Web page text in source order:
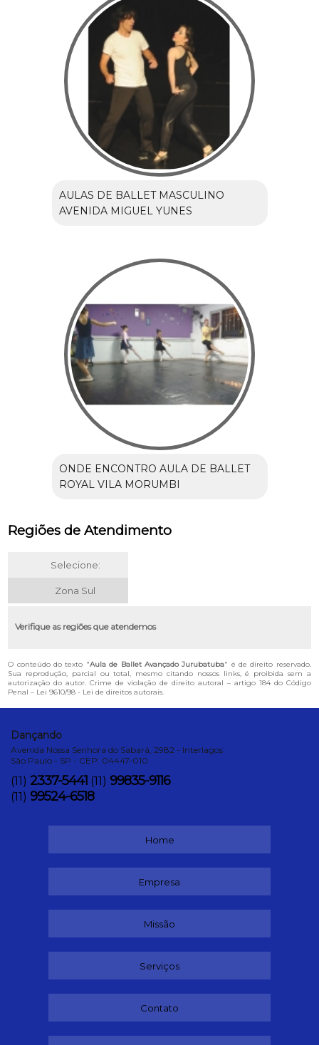
AULAS DE BALLET MASCULINO
AVENIDA MIGUEL YUNES
ONDE ENCONTRO AULA DE BALLET
ROYAL VILA MORUMBI
Regiões de Atendimento
Selecione:
Zona Sul
Verifique as regiões que atendemos
O conteúdo do texto "Aula de Ballet Avançado Jurubatuba" é de direito reservado.
Sua reprodução, parcial ou total, mesmo citando nossos links, é proibida sem a
autorização do autor. Crime de violação de direito autoral – artigo 184 do Código
Penal – Lei 9610/98 - Lei de direitos autorais.
Dançando
Avenida Nossa Senhora do Sabará, 2982 - Interlagos
São Paulo - SP - CEP: 04447-010
(11) 2337-5441 (11) 99835-9116
(11) 99524-6518
Home
Empresa
Missão
Serviços
Contato